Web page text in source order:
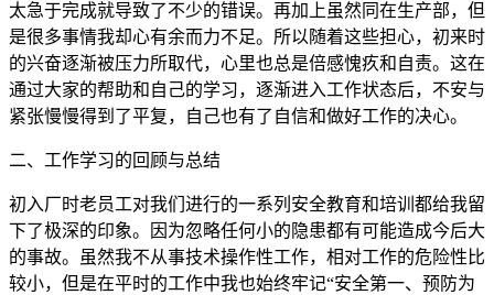
太急于完成就导致了不少的错误。再加上虽然同在生产部，但
是很多事情我却心有余而力不足。所以随着这些担心，初来时
的兴奋逐渐被压力所取代，心里也总是倍感愧疚和自责。这在
通过大家的帮助和自己的学习，逐渐进入工作状态后，不安与
紧张慢慢得到了平复，自己也有了自信和做好工作的决心。
二、工作学习的回顾与总结
初入厂时老员工对我们进行的一系列安全教育和培训都给我留
下了极深的印象。因为忽略任何小的隐患都有可能造成今后大
的事故。虽然我不从事技术操作性工作，相对工作的危险性比
较小，但是在平时的工作中我也始终牢记“安全第一、预防为